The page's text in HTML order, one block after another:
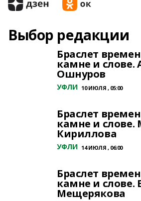
Выбор редакции
Браслет
камне и слове.
Ошнуров
УФЛИ 10 ИЮЛЯ , 05:00
Браслет
камне и слове.
Кириллова
УФЛИ 14 ИЮЛЯ , 06:00
Браслет
камне и слове.
Мещерякова